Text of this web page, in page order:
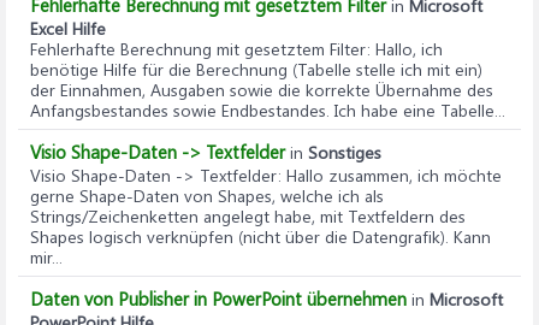
Fehlerhafte Berechnung mit gesetztem Filterin Microsoft
Excel Hilfe
Fehlerhafte Berechnung mit gesetztem Filter: Hallo, ich
benötige Hilfe für die Berechnung (Tabelle stelle ich mit ein)
der Einnahmen, Ausgaben sowie die korrekte Übernahme des
Anfangsbestandes sowie Endbestandes. Ich habe eine Tabelle...
Visio Shape-Daten -> Textfelderin Sonstiges
Visio Shape-Daten -> Textfelder: Hallo zusammen, ich möchte
gerne Shape-Daten von Shapes, welche ich als
Strings/Zeichenketten angelegt habe, mit Textfeldern des
Shapes logisch verknüpfen (nicht über die Datengrafik). Kann
mir...
Daten von Publisher in PowerPoint übernehmen in Microsoft